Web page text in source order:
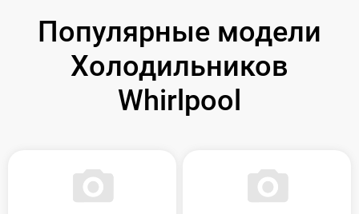
Популярные модели
Холодильников
Whirlpool